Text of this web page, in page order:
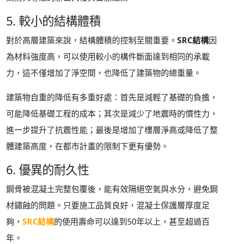
5. 較小的結構體積
對於高層建築來說，結構體積的控制至關重要。 SRC結構因
為材料強度高，可以使用較小的構件斷面達到相同的承載
力，這不僅增加了淨空間，也降低了建築物的總重量。
建築物自重的降低有多重好處：首先是減輕了基礎的負擔，
可能降低基礎工程的成本；其次是減少了地震時的慣性力，
進一步提升了抗震性能；最後是增加了樓層淨高或降低了整
體建築高度，在都市計畫的限制下更有優勢。
6. 優異的耐久性
鋼骨被混凝土完整包覆後，能有效隔絕空氣與水分，避免鋼
材鏽蝕的問題。只要施工品質良好，混凝土保護層厚度足
夠， SRC結構的使用壽命可以達到50年以上，甚至超過百
年。